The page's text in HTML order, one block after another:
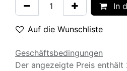
In
Auf die Wunschliste
Geschäftsbedingungen
Der angezeigte Preis